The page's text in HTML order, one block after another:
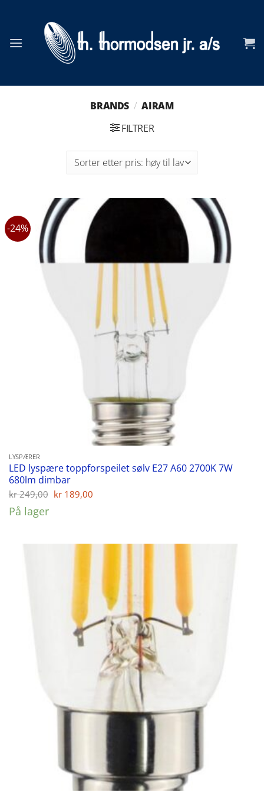
content
BRANDS / AIRAM
FILTRER
-24%
LYSPÆRER
LED lyspære toppforspeilet sølv E27 A60 2700K 7W
680lm dimbar
kr249,00 Opprinnelig
kr 189,00
På lager